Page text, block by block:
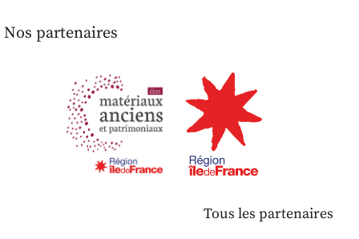
Nos partenaires
Tous les partenaires